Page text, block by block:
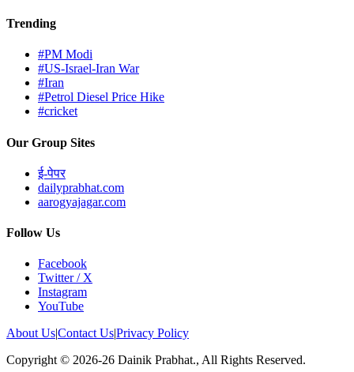
Trending
#PM Modi
#US-Israel-Iran War
#Iran
#Petrol Diesel Price Hike
#cricket
Our Group Sites
ई-पेपर
dailyprabhat.com
aarogyajagar.com
Follow Us
Facebook
Twitter / X
Instagram
YouTube
About Us|Contact Us|Privacy Policy
Copyright © 2026-26 Dainik Prabhat., All Rights Reserved.